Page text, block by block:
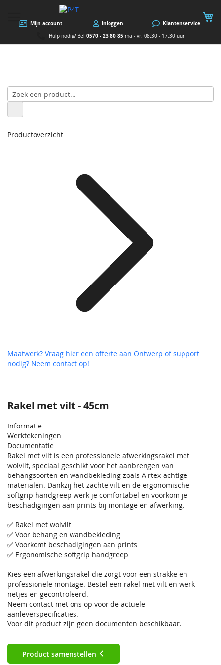
Mijn account Inloggen Klantenservice
Hulp nodig? Bel 0570 - 23 80 85ma - vr: 08:30 - 17.30 uur
Rakel met vilt - 45cm
Informatie
Werktekeningen
Documentatie
Rakel met vilt is een professionele afwerkingsrakel met
wolvilt, speciaal geschikt voor het aanbrengen van
behangsoorten en wandbekleding zoals Airtex-achtige
materialen. Dankzij het zachte vilt en de ergonomische
softgrip handgreep werk je comfortabel en voorkom je
beschadigingen aan prints bij montage en afwerking.
✅ Rakel met wolvilt
✅ Voor behang en wandbekleding
✅ Voorkomt beschadigingen aan prints
✅ Ergonomische softgrip handgreep
Kies een afwerkingsrakel die zorgt voor een strakke en
professionele montage. Bestel een rakel met vilt en werk
netjes en gecontroleerd.
Neem contact met ons op voor de actuele
aanleverspecificaties.
Voor dit product zijn geen documenten beschikbaar.
Product samenstellen
Productoverzicht
Maatwerk? Vraag hier een offerte aan Ontwerp of support
nodig? Neem contact op!